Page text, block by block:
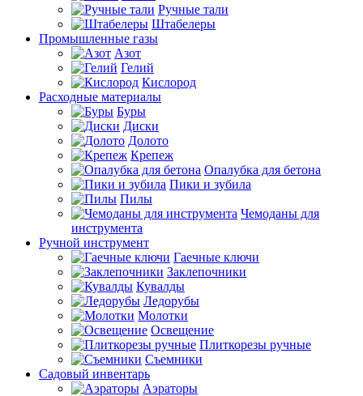
Ручные тали
Штабелеры
Промышленные газы
Азот
Гелий
Кислород
Расходные материалы
Буры
Диски
Долото
Крепеж
Опалубка для бетона
Пики и зубила
Пилы
Чемоданы для
инструмента
Ручной инструмент
Гаечные ключи
Заклепочники
Кувалды
Ледорубы
Молотки
Освещение
Плиткорезы ручные
Съемники
Садовый инвентарь
Аэраторы